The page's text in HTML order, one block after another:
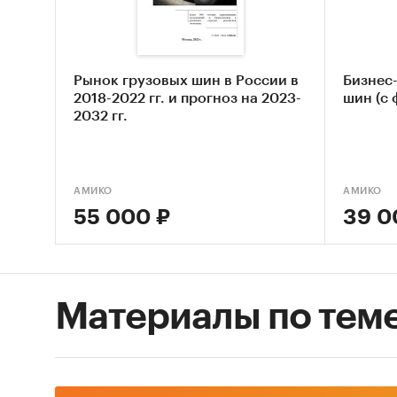
В
в
Рынок грузовых шин в России в
2018-2022 гг. и прогноз на 2023-
2032 гг.
АМИКО
55 000 ₽
шин (с
АМИКО
39
Материалы по